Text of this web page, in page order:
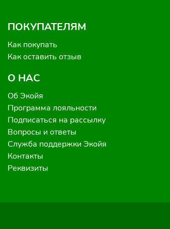
ПОКУПАТЕЛЯМ
Как покупать
Как оставить отзыв
О НАС
Об Экойя
Программа лояльности
Подписаться на рассылку
Вопросы и ответы
Служба поддержки Экойя
Контакты
Реквизиты